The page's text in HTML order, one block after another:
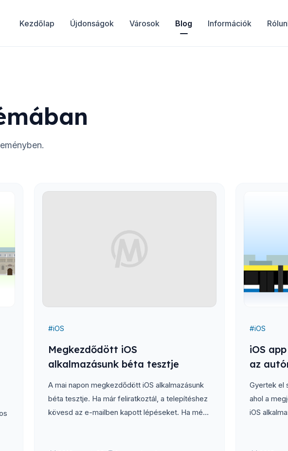
Kezdőlap Újdonságok Városok Blog Információk
#iOS
Megkezdődött iOS
alkalmazásunk béta tesztje
A mai napon megkezdődött iOS alkalmazásunk
béta tesztje. Ha már feliratkoztál, a telepítéshez
kövesd az e-mailben kapott lépéseket. Ha még
#iOS
iOS
az
Gyertek el
ahol a
iOS